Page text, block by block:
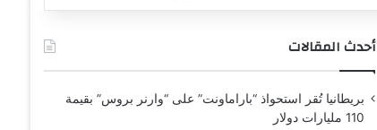
عن
أحدث المقالات
بريطانيا تُقر استحواذ “باراماونت” على “وارنر بروس” بقيمة
110 مليارات دولار